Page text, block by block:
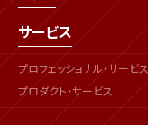
サービス
プロフェッショナル・サービス
プロダクト・サービス